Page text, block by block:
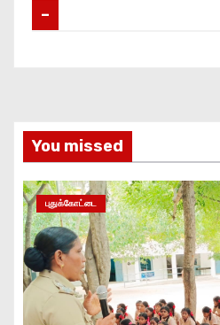
–
You missed
புதுக்கோட்டை